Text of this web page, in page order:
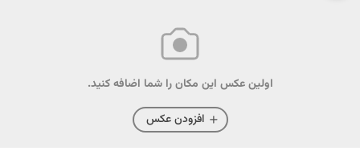
اولین عکس این مکان را شما اضافه کنید.
افزودن عکس